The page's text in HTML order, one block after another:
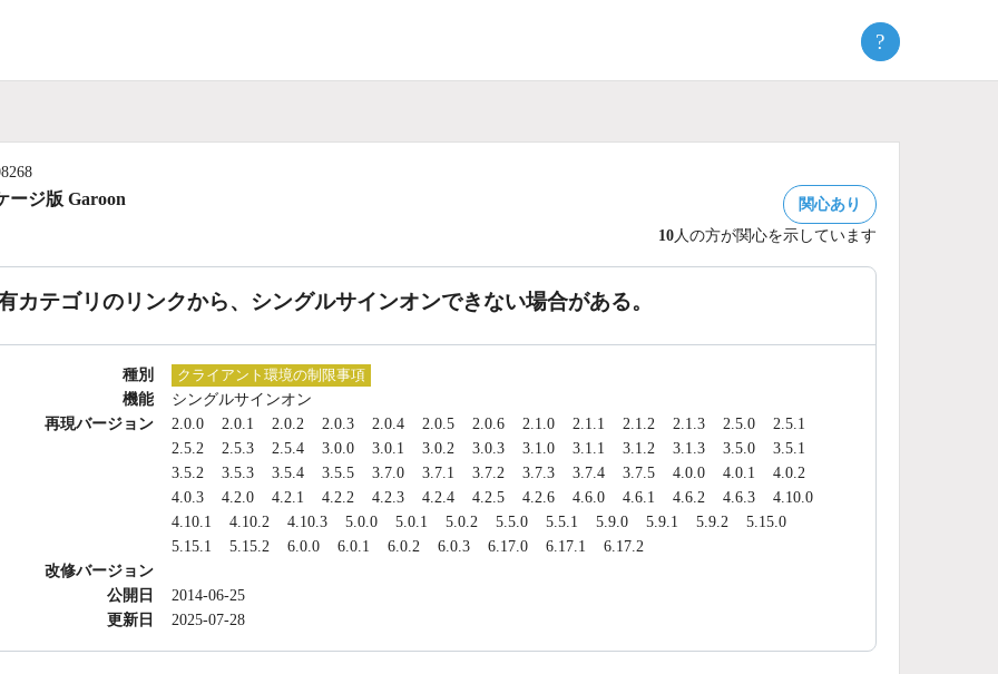
?
ージ版 Garoon
関心あり
10人の方が関心を示しています
カテゴリのリンクから、シングルサインオンできない場合がある。
種別 クライアント環境の制限事項
機能
シングルサインオン
再現バージョン
2.0.0 2.0.1 2.0.2 2.0.3 2.0.4 2.0.5 2.0.6 2.1.0 2.1.1 2.1.2 2.1.3 2.5.0
2.5.1
2.5.2
2.5.3 2.5.4 3.0.0 3.0.1 3.0.2 3.0.3 3.1.0 3.1.1 3.1.2 3.1.3 3.5.0
3.5.1
3.5.2
3.5.3 3.5.4 3.5.5 3.7.0 3.7.1 3.7.2 3.7.3 3.7.4 3.7.5 4.0.0 4.0.1
4.0.2
4.0.3
4.2.0 4.2.1 4.2.2 4.2.3 4.2.4 4.2.5 4.2.6 4.6.0 4.6.1 4.6.2 4.6.3
4.10.0
4.10.1
4.10.2 4.10.3 5.0.0 5.0.1 5.0.2 5.5.0 5.5.1 5.9.0 5.9.1 5.9.2
5.15.0
5.15.1
5.15.2 6.0.0 6.0.1 6.0.2 6.0.3 6.17.0 6.17.1
6.17.2
改修バージョン
公開日
2014-06-25
更新日
2025-07-28